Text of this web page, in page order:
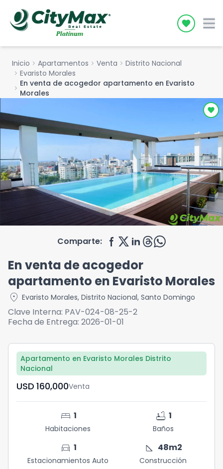
Icon
Inicio chevron_right Apartamentos chevron_right Venta chevron_right Distrito Nacional
chevron_right Evaristo Morales
chevron_right En venta de acogedor apartamento en Evaristo
Morales
Comparte:
En venta de acogedor
apartamento en Evaristo Morales
location_on Evaristo Morales, Distrito Nacional, Santo Domingo
Clave Interna: PAV-024-08-25-2
Fecha de Entrega: 2026-01-01
Apartamento en Evaristo Morales Distrito
Nacional
USD	160,000Venta
bed 1
Habitaciones
bathtub 1
Baños
directions_car 1
Estacionamientos Auto
square_foot 48m2
Construcción